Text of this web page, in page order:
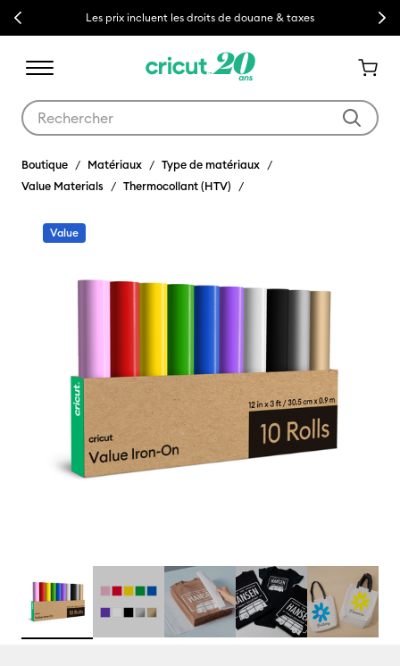
Previous Les prix incluent les droits de douane & taxes Next
Boutique Matériaux
Type de matériaux
Value Materials
Thermocollant (HTV)
Value